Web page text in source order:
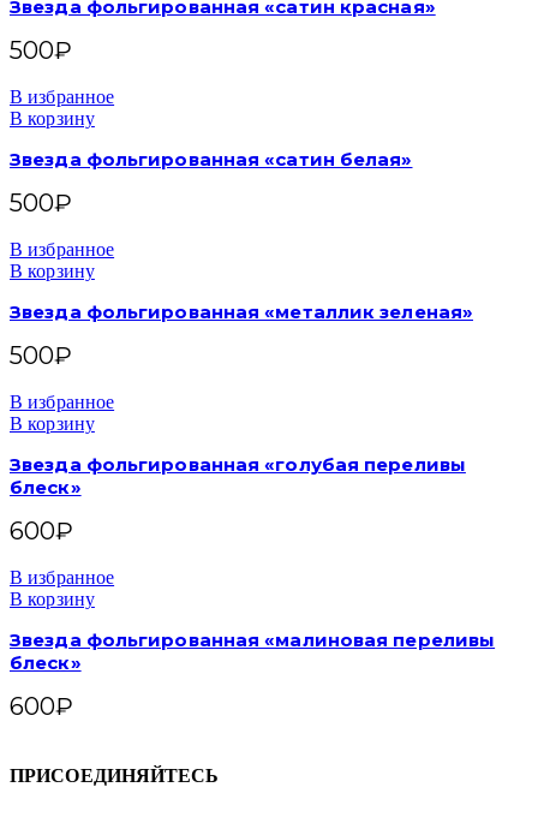
Звезда фольгированная «сатин красная»
500₽
В избранное
В корзину
Звезда фольгированная «сатин белая»
500₽
В избранное
В корзину
Звезда фольгированная «металлик зеленая»
500₽
В избранное
В корзину
Звезда фольгированная «голубая переливы
блеск»
600₽
В избранное
В корзину
Звезда фольгированная «малиновая переливы
блеск»
600₽
ПРИСОЕДИНЯЙТЕСЬ